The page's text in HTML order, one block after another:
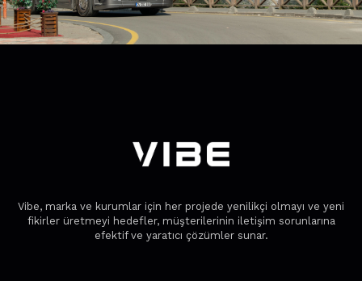
Vibe, marka ve kurumlar için her projede yenilikçi olmayı ve yeni
fikirler üretmeyi hedefler, müşterilerinin iletişim sorunlarına
efektif ve yaratıcı çözümler sunar.